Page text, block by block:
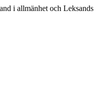
i allmänhet och Leksands